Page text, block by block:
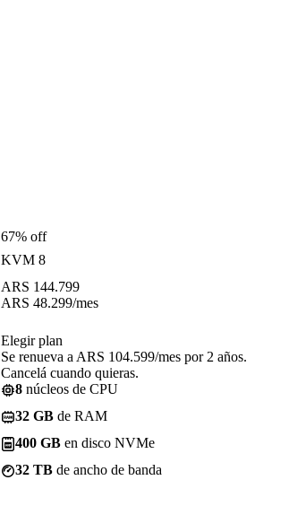
67% off
KVM 8
ARS 144.799
ARS 48.299/mes
Elegir plan
Se renueva a ARS 104.599/mes por 2 años.
Cancelá cuando quieras.
8 núcleos de CPU
32 GB de RAM
400 GB en disco NVMe
32 TB de ancho de banda